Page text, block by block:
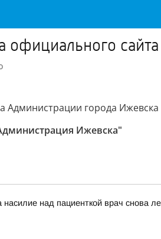
официального
Администрации города Ижевска
Ижевска"
над пациенткой врач снова